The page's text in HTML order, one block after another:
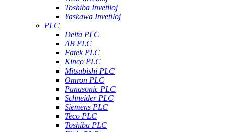
Toshiba Invetiloj
Yaskawa Invetiloj
PLC
Delta PLC
AB PLC
Fatek PLC
Kinco PLC
Mitsubishi PLC
Omron PLC
Panasonic PLC
Schneider PLC
Siemens PLC
Teco PLC
Toshiba PLC